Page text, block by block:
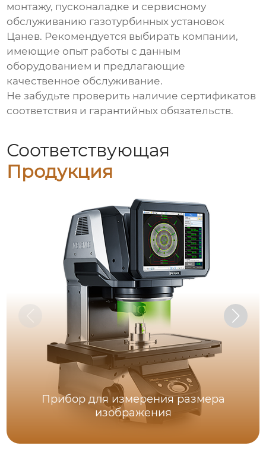
монтажу, пусконаладке и сервисному
обслуживанию газотурбинных установок
Цанев. Рекомендуется выбирать компании,
имеющие опыт работы с данным
оборудованием и предлагающие
качественное обслуживание.
Не забудьте проверить наличие сертификатов
соответствия и гарантийных обязательств.
Соответствующая
Продукция
Прибор для измерения размера
изображения